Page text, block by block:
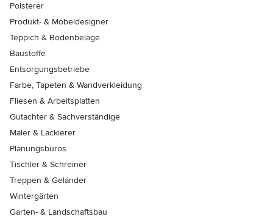
Polsterer
Produkt- & Möbeldesigner
Teppich & Bodenbeläge
Baustoffe
Entsorgungsbetriebe
Farbe, Tapeten & Wandverkleidung
Fliesen & Arbeitsplatten
Gutachter & Sachverständige
Maler & Lackierer
Planungsbüros
Tischler & Schreiner
Treppen & Geländer
Wintergärten
Garten- & Landschaftsbau